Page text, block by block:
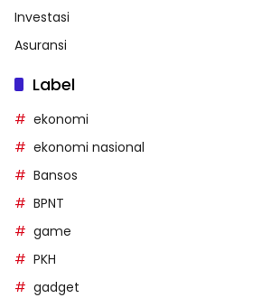
Investasi
Asuransi
Label
ekonomi
ekonomi nasional
Bansos
BPNT
game
PKH
gadget